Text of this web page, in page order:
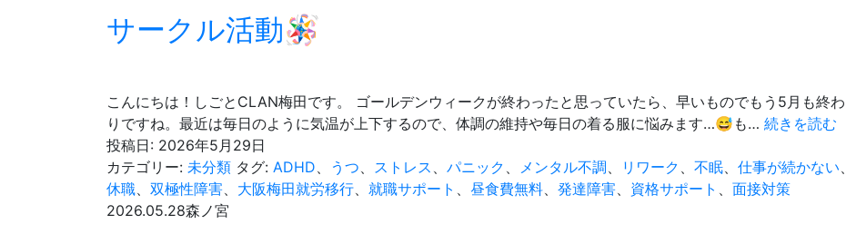
を
柔
く
サークル活動🪅
こんにちは！しごとCLAN梅田です。 ゴールデンウィークが終わったと思っていたら、早いものでもう5月も終わ
りですね。最近は毎日のように気温が上下するので、体調の維持や毎日の着る服に悩みます…😅も… 続きを読む
ク
投稿日: 2026年5月29日
カテゴリー: 未分類 タグ: ADHD、 うつ、 ストレス 、 パニック 、 メンタル不調、 リワーク 、 不眠、 仕事が続かない、
休職、 双極性障害、 大阪梅田就労移行、 就職サポート 、 昼食費無料、 発達障害、 資格サポート 、 面接対策
2026.05.28森ノ宮